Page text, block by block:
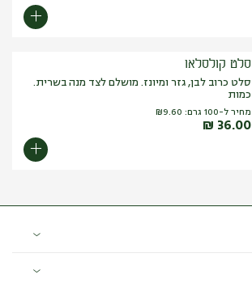
סלט קולסלאו
סלט כרוב לבן, גזר ומיונז. מושלם לצד מנה בשרית.
כמות
מחיר ל-100 גרם: ₪9.60
₪ 36.00